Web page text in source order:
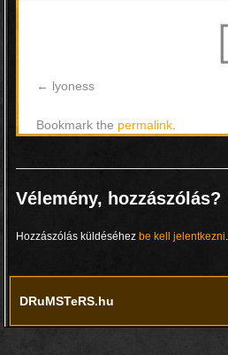
lyoness
Bookmark the permalink
Vélemény, hozzászólás?
Hozzászólás küldéséhez be kell jelentkezni.
DRuMSTeRS.hu